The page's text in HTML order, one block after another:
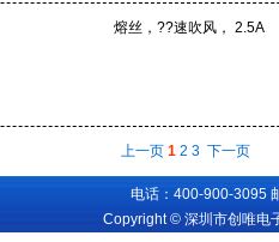
熔丝，??速吹风， 2.5A
上一页 1 2 3 下一页
电话：400-900-3095
Copyright © 深圳市创唯电